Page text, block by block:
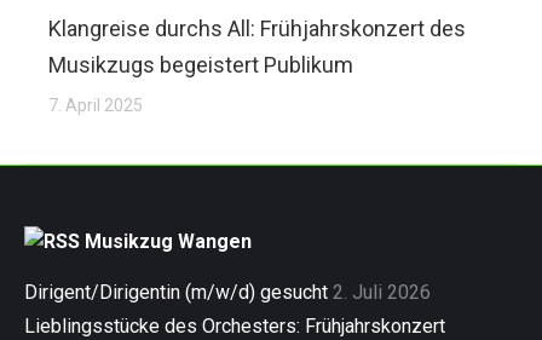
Klangreise durchs All: Frühjahrskonzert des
Musikzugs begeistert Publikum
7. April 2025
Musikzug Wangen
Dirigent/Dirigentin (m/w/d) gesucht 2. Juli 2026
Lieblingsstücke des Orchesters: Frühjahrskonzert